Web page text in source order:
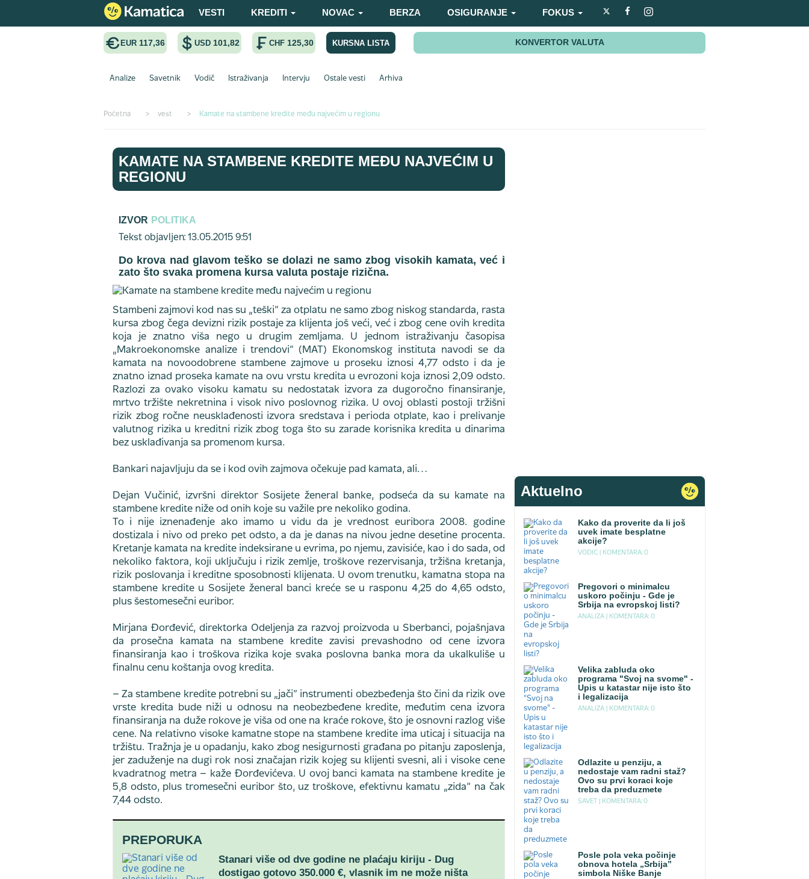
VESTI KREDITI NOVAC BERZA OSIGURANJE FOKUS
EUR 117,36 USD 101,82 CHF 125,30 KURSNA LISTA KONVERTOR VALUTA
Analize Savetnik Vodič Istraživanja Intervju Ostale vesti Arhiva
Početna > vest > Kamate na stambene kredite među najvećim u regionu
KAMATE NA STAMBENE KREDITE MEĐU NAJVEĆIM U
REGIONU
IZVOR POLITIKA
Tekst objavljen: 13.05.2015 9:51
Do krova nad glavom teško se dolazi ne samo zbog visokih kamata, već i
zato što svaka promena kursa valuta postaje rizična.
Stambeni zajmovi kod nas su „teški” za otplatu ne samo zbog niskog standarda, rasta
kursa zbog čega devizni rizik postaje za klijenta još veći, već i zbog cene ovih kredita
koja je znatno viša nego u drugim zemljama. U jednom istraživanju časopisa
„Makroekonomske analize i trendovi” (MAT) Ekonomskog instituta navodi se da
kamata na novoodobrene stambene zajmove u proseku iznosi 4,77 odsto i da je
znatno iznad proseka kamate na ovu vrstu kredita u evrozoni koja iznosi 2,09 odsto.
Razlozi za ovako visoku kamatu su nedostatak izvora za dugoročno finansiranje,
mrtvo tržište nekretnina i visok nivo poslovnog rizika. U ovoj oblasti postoji tržišni
rizik zbog ročne neusklađenosti izvora sredstava i perioda otplate, kao i prelivanje
valutnog rizika u kreditni rizik zbog toga što su zarade korisnika kredita u dinarima
bez usklađivanja sa promenom kursa.
Bankari najavljuju da se i kod ovih zajmova očekuje pad kamata, ali…
Dejan Vučinić, izvršni direktor Sosijete ženeral banke, podseća da su kamate na
stambene kredite niže od onih koje su važile pre nekoliko godina.
To i nije iznenađenje ako imamo u vidu da je vrednost euribora 2008. godine
dostizala i nivo od preko pet odsto, a da je danas na nivou jedne desetine procenta.
Kretanje kamata na kredite indeksirane u evrima, po njemu, zavisiće, kao i do sada, od
nekoliko faktora, koji uključuju i rizik zemlje, troškove rezervisanja, tržišna kretanja,
rizik poslovanja i kreditne sposobnosti klijenata. U ovom trenutku, kamatna stopa na
stambene kredite u Sosijete ženeral banci kreće se u rasponu 4,25 do 4,65 odsto,
plus šestomesečni euribor.
Mirjana Đorđević, direktorka Odeljenja za razvoj proizvoda u Sberbanci, pojašnjava
da prosečna kamata na stambene kredite zavisi prevashodno od cene izvora
finansiranja kao i troškova rizika koje svaka poslovna banka mora da ukalkuliše u
finalnu cenu koštanja ovog kredita.
– Za stambene kredite potrebni su „jači” instrumenti obezbeđenja što čini da rizik ove
vrste kredita bude niži u odnosu na neobezbeđene kredite, međutim cena izvora
finansiranja na duže rokove je viša od one na kraće rokove, što je osnovni razlog više
cene. Na relativno visoke kamatne stope na stambene kredite ima uticaj i situacija na
tržištu. Tražnja je u opadanju, kako zbog nesigurnosti građana po pitanju zaposlenja,
jer zaduženje na dugi rok nosi značajan rizik kojeg su klijenti svesni, ali i visoke cene
kvadratnog metra – kaže Đorđevićeva. U ovoj banci kamata na stambene kredite je
5,8 odsto, plus tromesečni euribor što, uz troškove, efektivnu kamatu „zida” na čak
7,44 odsto.
PREPORUKA
Stanari više od dve godine ne plaćaju kiriju - Dug
dostigao gotovo 350.000 €, vlasnik im ne može ništa
Aktuelno
Kako da proverite da li još
uvek imate besplatne
akcije?
VODIC | KOMENTARA: 0
Pregovori o minimalcu
uskoro počinju - Gde je
Srbija na evropskoj listi?
ANALIZA | KOMENTARA: 0
Velika zabluda oko
programa "Svoj na svome" -
Upis u katastar nije isto što
i legalizacija
ANALIZA | KOMENTARA: 0
Odlazite u penziju, a
nedostaje vam radni staž?
Ovo su prvi koraci koje
treba da preduzmete
SAVET | KOMENTARA: 0
Posle pola veka počinje
obnova hotela „Srbija”
simbola Niške Banje